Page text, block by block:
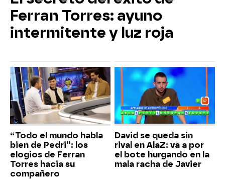
Ferran Torres: ayuno
intermitente y luz roja
“Todo el mundo habla
bien de Pedri”: los
elogios de Ferran
Torres hacia su
compañero
David se queda sin
rival en AlaZ: va a por
el bote hurgando en la
mala racha de Javier